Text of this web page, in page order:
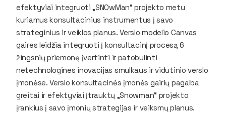
efektyviai integruoti „SNOwMan“ projekto metu
kuriamus konsultacinius instrumentus į savo
strateginius ir veiklos planus. Verslo modelio Canvas
gaires leidžia integruoti į konsultacinį procesą 6
žingsnių priemonę įvertinti ir patobulinti
netechnologines inovacijas smulkaus ir vidutinio verslo
įmonėse. Verslo konsultacinės įmonės gairių pagalba
greitai ir efektyviai įtrauktų „Snowman“ projekto
įrankius į savo įmonių strategijas ir veiksmų planus.